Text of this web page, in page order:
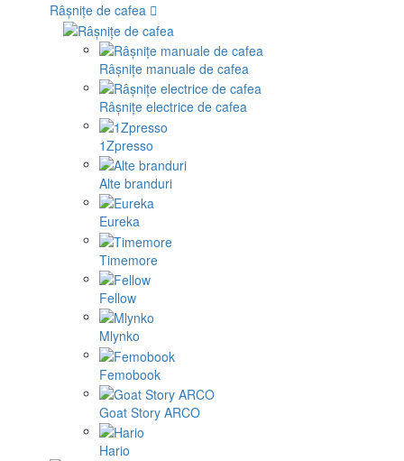
Râșnițe de cafea
Râșnițe manuale de cafea
Râșnițe electrice de cafea
1Zpresso
Alte branduri
Eureka
Timemore
Fellow
Mlynko
Femobook
Goat Story ARCO
Hario